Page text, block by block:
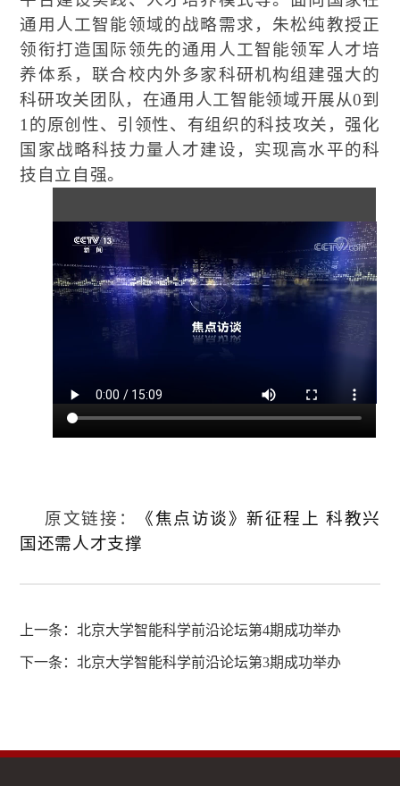
通用人工智能领域的战略需求，朱松纯教授正
领衔打造国际领先的通用人工智能领军人才培
养体系，联合校内外多家科研机构组建强大的
科研攻关团队，在通用人工智能领域开展从0到
1 的原创性、引领性、有组织的科技攻关，强化
国家战略科技力量人才建设，实现高水平的科
技自立自强。
原文链接：
《焦点访谈》新征程上 科教兴
国还需人才支撑
上一条：北京大学智能科学前沿论坛第4期成功举办
下一条：北京大学智能科学前沿论坛第3期成功举办